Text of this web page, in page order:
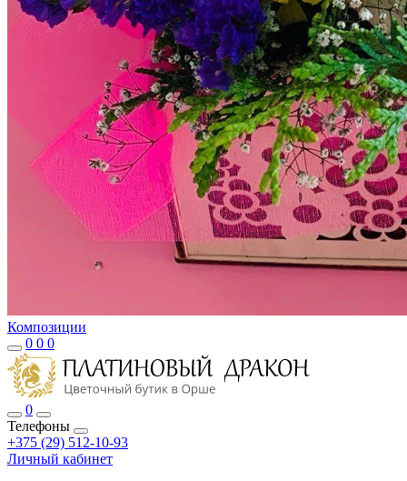
Композиции
0 0 0
0
Телефоны
+375 (29) 512-10-93
Личный кабинет